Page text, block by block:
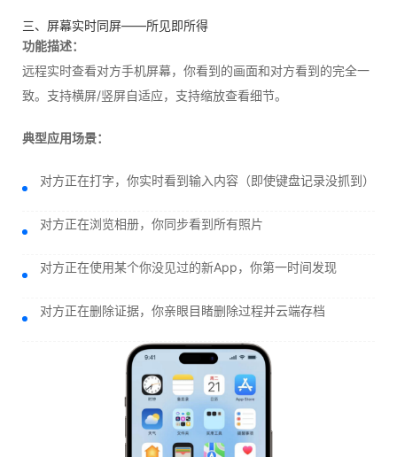
三、屏幕实时同屏——所见即所得
功能描述：
远程实时查看对方手机屏幕，你看到的画面和对方看到的完全一
致。支持横屏/竖屏自适应，支持缩放查看细节。
典型应用场景：
对方正在打字，你实时看到输入内容（即使键盘记录没抓到）
对方正在浏览相册，你同步看到所有照片
对方正在使用某个你没见过的新App，你第一时间发现
对方正在删除证据，你亲眼目睹删除过程并云端存档